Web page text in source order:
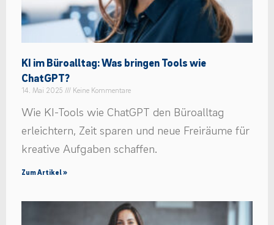
KI im Büroalltag: Was bringen Tools wie
ChatGPT?
14. Mai 2025 Keine Kommentare
Wie KI-Tools wie ChatGPT den Büroalltag
erleichtern, Zeit sparen und neue Freiräume für
kreative Aufgaben schaffen.
Zum Artikel »